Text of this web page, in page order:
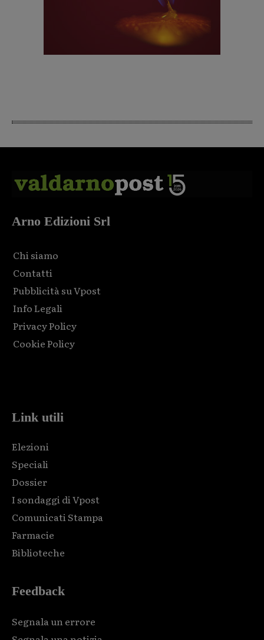
Arno Edizioni Srl
Chi siamo
Contatti
Pubblicità su Vpost
Info Legali
Privacy Policy
Cookie Policy
Link utili
Elezioni
Speciali
Dossier
I sondaggi di Vpost
Comunicati Stampa
Farmacie
Biblioteche
Feedback
Segnala un errore